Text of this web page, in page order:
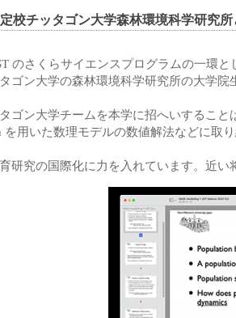
校チッタゴン大学森林環境科学研究
のさくらサイエンスプログラムの一環
ゴン大学の森林環境科学研究所の大学
ゴン大学チームを本学に招へいするこ
を用いた数理モデルの数値解法などに取
研究の国際化に力を入れています。近